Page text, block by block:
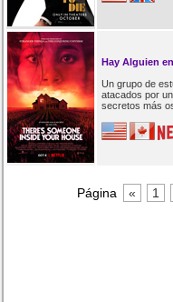
Hay Alguien
Un grupo de
atacados por
secretos más
Página « 1